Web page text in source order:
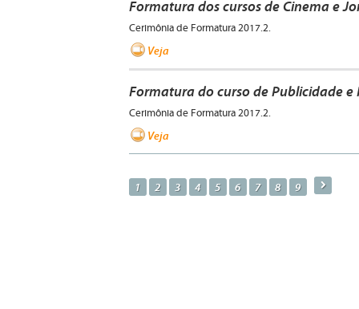
Formatura dos cursos de Cinema e
Cerimônia de Formatura 2017.2.
Veja
Formatura do curso de Publicidade
Cerimônia de Formatura 2017.2.
Veja
1 2 3 4 5 6 7 8 9 a